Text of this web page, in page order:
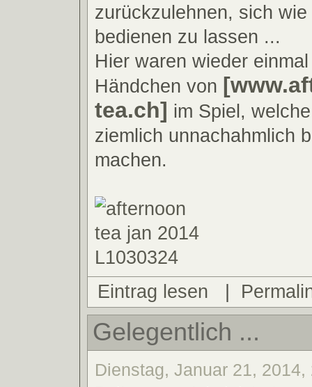
zurückzulehnen, sich
bedienen zu lassen ...
Hier waren wieder
Händchen von
tea.ch] im Spiel,
ziemlich unnachahmlich
machen.
Eintrag lesen
Gelegentlich ...
Dienstag, Januar 21,